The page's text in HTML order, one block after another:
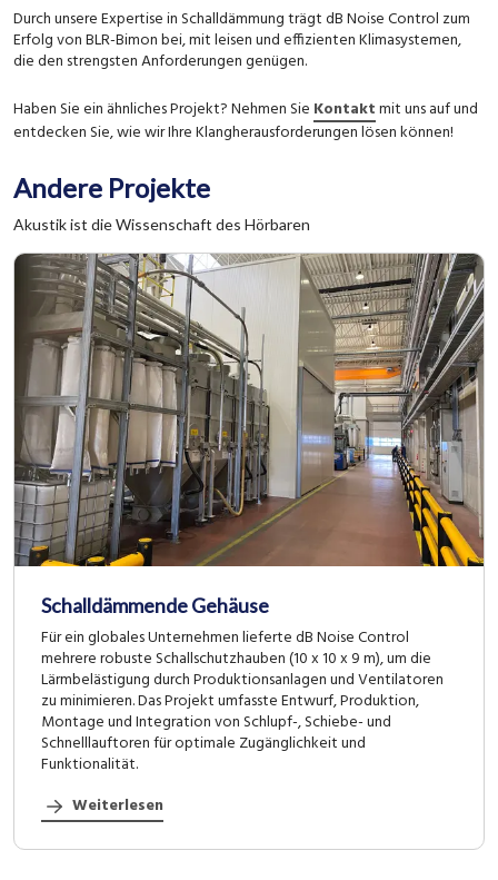
Durch unsere Expertise in Schalldämmung trägt dB Noise Control zum
Erfolg von BLR-Bimon bei, mit leisen und effizienten Klimasystemen,
die den strengsten Anforderungen genügen.
Haben Sie ein ähnliches Projekt? Nehmen Sie Kontaktmit uns auf und
entdecken Sie, wie wir Ihre Klangherausforderungen lösen können!
Andere Projekte
Akustik ist die Wissenschaft des Hörbaren
Schalldämmende Gehäuse
Für ein globales Unternehmen lieferte dB Noise Control
mehrere robuste Schallschutzhauben (10 x 10 x 9 m), um die
Lärmbelästigung durch Produktionsanlagen und Ventilatoren
zu minimieren. Das Projekt umfasste Entwurf, Produktion,
Montage und Integration von Schlupf-, Schiebe- und
Schnelllauftoren für optimale Zugänglichkeit und
Funktionalität.
Weiterlesen